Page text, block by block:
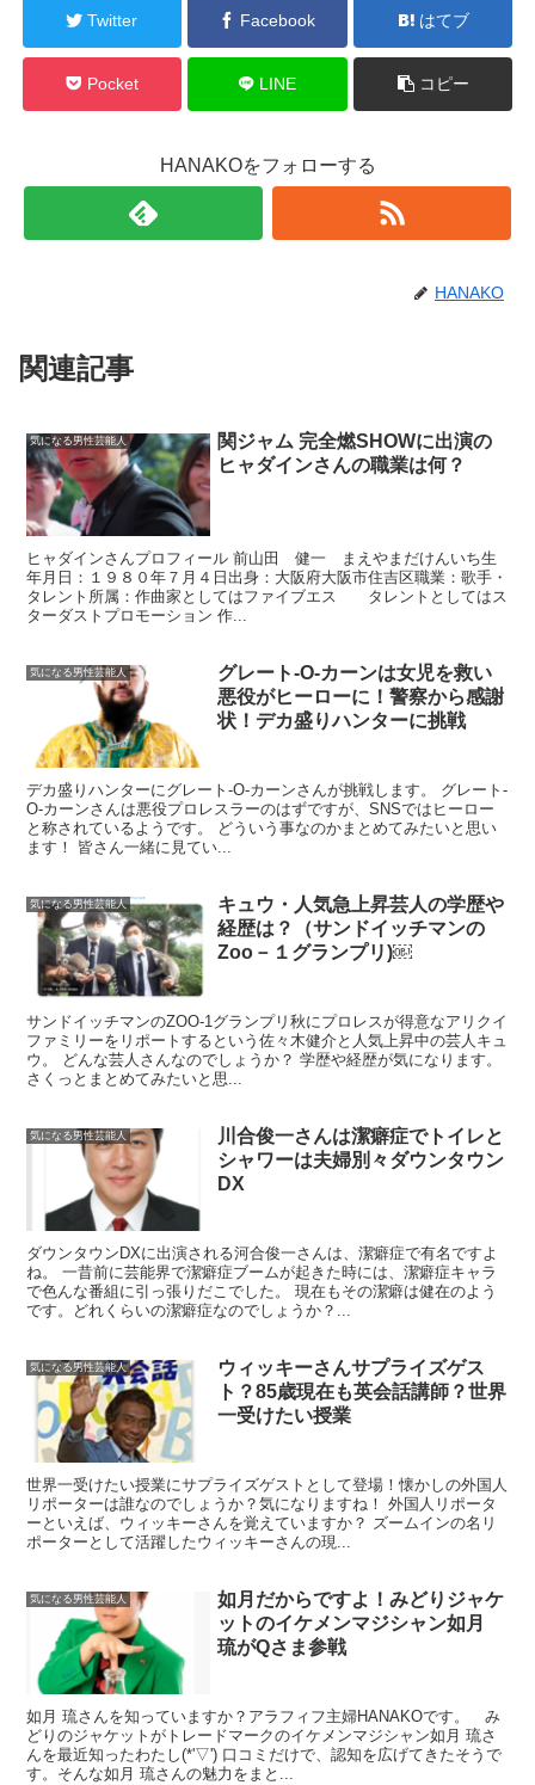
Twitter Facebook はてブ
Pocket LINE コピー
HANAKOをフォローする
HANAKO
関連記事
気になる男性芸能人
関ジャム 完全燃SHOWに出演の
ヒャダインさんの職業は何？
ヒャダインさんプロフィール 前山田 健一 まえやまだけんいち生
年月日：１９８０年７月４日出身：大阪府大阪市住吉区職業：歌手・
タレント所属：作曲家としてはファイブエス タレントとしてはス
ターダストプロモーション 作...
気になる男性芸能人
グレート-O-カーンは女児を救い
悪役がヒーローに！警察から感謝
状！デカ盛りハンターに挑戦
デカ盛りハンターにグレート-O-カーンさんが挑戦します。 グレート-
O-カーンさんは悪役プロレスラーのはずですが、SNSではヒーロー
と称されているようです。 どういう事なのかまとめてみたいと思い
ます！ 皆さん一緒に見てい...
気になる男性芸能人
キュウ・人気急上昇芸人の学歴や
経歴は？（サンドイッチマンの
Zoo－１グランプリ)￼
サンドイッチマンのZOO-1グランプリ秋にプロレスが得意なアリクイ
ファミリーをリポートするという佐々木健介と人気上昇中の芸人キュ
ウ。 どんな芸人さんなのでしょうか？ 学歴や経歴が気になります。
さくっとまとめてみたいと思...
気になる男性芸能人
川合俊一さんは潔癖症でトイレと
シャワーは夫婦別々ダウンタウン
DX
ダウンタウンDXに出演される河合俊一さんは、潔癖症で有名ですよ
ね。 一昔前に芸能界で潔癖症ブームが起きた時には、潔癖症キャラ
で色んな番組に引っ張りだこでした。 現在もその潔癖は健在のよう
です。どれくらいの潔癖症なのでしょうか？...
気になる男性芸能人
ウィッキーさんサプライズゲス
ト？85歳現在も英会話講師？世界
一受けたい授業
世界一受けたい授業にサプライズゲストとして登場！懐かしの外国人
リポーターは誰なのでしょうか？気になりますね！ 外国人リポータ
ーといえば、ウィッキーさんを覚えていますか？ ズームインの名リ
ポーターとして活躍したウィッキーさんの現...
気になる男性芸能人
如月だからですよ！みどりジャケ
ットのイケメンマジシャン如月
琉がQさま参戦
如月 琉さんを知っていますか？アラフィフ主婦HANAKOです。 み
どりのジャケットがトレードマークのイケメンマジシャン如月 琉さ
んを最近知ったわたし(*'▽') 口コミだけで、認知を広げてきたそうで
す。そんな如月 琉さんの魅力をまと...